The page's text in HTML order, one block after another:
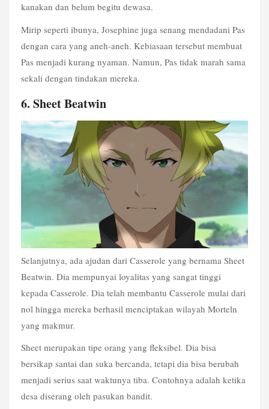
kanakan dan belum begitu dewasa.
Mirip seperti ibunya, Josephine juga senang mendadani Pas
dengan cara yang aneh-aneh. Kebiasaan tersebut membuat
Pas menjadi kurang nyaman. Namun, Pas tidak marah sama
sekali dengan tindakan mereka.
6. Sheet Beatwin
Selanjutnya, ada ajudan dari Casserole yang bernama Sheet
Beatwin. Dia mempunyai loyalitas yang sangat tinggi
kepada Casserole. Dia telah membantu Casserole mulai dari
nol hingga mereka berhasil menciptakan wilayah Morteln
yang makmur.
Sheet merupakan tipe orang yang fleksibel. Dia bisa
bersikap santai dan suka bercanda, tetapi dia bisa berubah
menjadi serius saat waktunya tiba. Contohnya adalah ketika
desa diserang oleh pasukan bandit.